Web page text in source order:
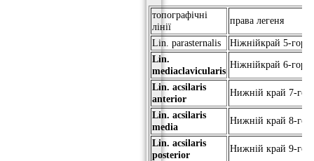
топографічні
лінії
права легеня
Lin. parasternalis
Ніжнійкрай 5-
Lin.
mediaclavicularis
Ніжнійкрай 6-
Lin. acsilaris
anterior
Нижній край 7-го
Lin. acsilaris
media
Нижній край 8-го
Lin. acsilaris
posterior
Нижній край 9-го